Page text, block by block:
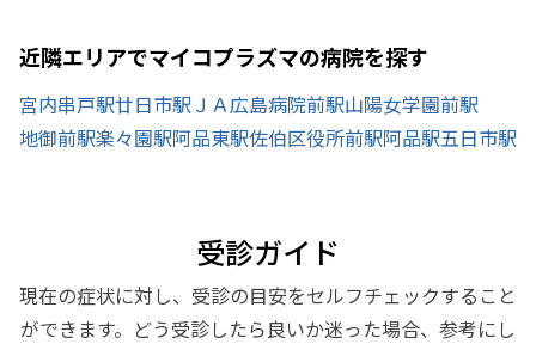
近隣エリアでマイコプラズマの病院を探す
宮内串戸駅廿日市駅 ＪＡ広島病院前駅山陽女学園前駅
地御前駅楽々園駅阿品東駅佐伯区役所前駅阿品駅五日市駅
受診ガイド
現在の症状に対し、受診の目安をセルフチェックすること
ができます。どう受診したら良いか迷った場合、参考にし